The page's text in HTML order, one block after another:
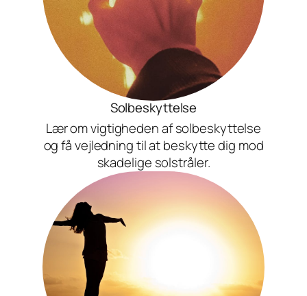
Solbeskyttelse
Lær om vigtigheden af solbeskyttelse
og få vejledning til at beskytte dig mod
skadelige solstråler.